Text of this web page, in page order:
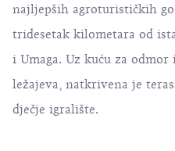
najljepših agroturističkih
tridesetak kilometara od
i Umaga. Uz kuću za
ležajeva, natkrivena je
dječje igralište.